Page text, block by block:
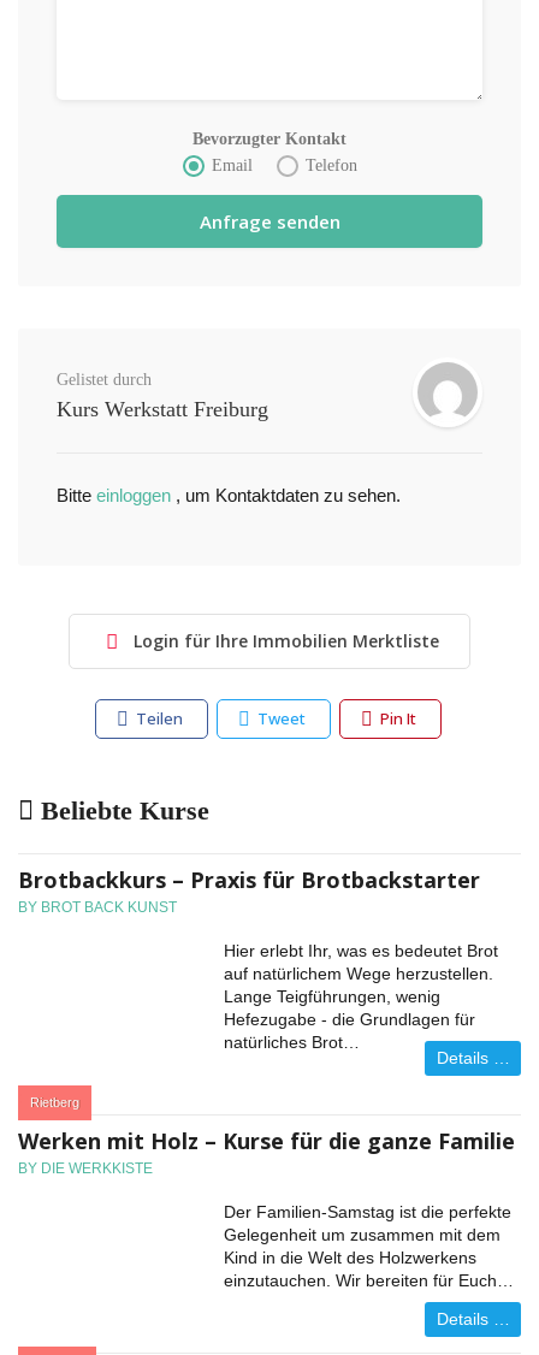
Bevorzugter Kontakt
Email
Telefon
Gelistet durch
Kurs Werkstatt Freiburg
Bitte einloggen , um Kontaktdaten zu sehen.
Login für Ihre Immobilien Merktliste
Teilen Tweet Pin It
Beliebte Kurse
Brotbackkurs – Praxis für Brotbackstarter
BY BROT BACK KUNST
Rietberg
Hier erlebt Ihr, was es bedeutet Brot
auf natürlichem Wege herzustellen.
Lange Teigführungen, wenig
Hefezugabe - die Grundlagen für
natürliches Brot…
Details …
Werken mit Holz – Kurse für die ganze Familie
BY DIE WERKKISTE
Der Familien-Samstag ist die perfekte
Gelegenheit um zusammen mit dem
Kind in die Welt des Holzwerkens
einzutauchen. Wir bereiten für Euch…
Details …